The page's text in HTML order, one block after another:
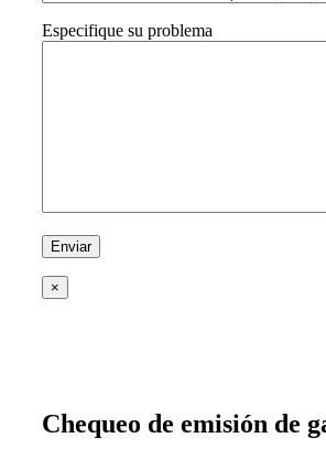
Especifique su problema
×
Chequeo de emisión de